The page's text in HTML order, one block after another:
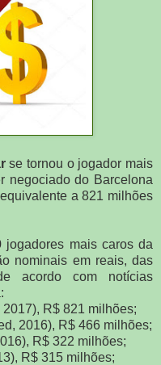
se tornou o jogador mais
negociado do Barcelona
a 821 milhões
mais caros da
nominais em reais, das
acordo com notícias
R$ 821 milhões;
2016), R$ 466 milhões;
R$ 322 milhões;
R$ 315 milhões;